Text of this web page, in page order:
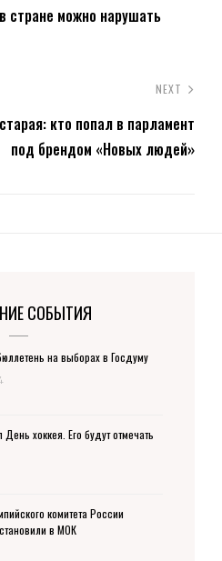
стране можно нарушать
NEXT
кто попал в парламент
под брендом «Новых людей»
СОБЫТИЯ
на выборах в Госдуму
хоккея. Его будут отмечать
комитета России
в МОК